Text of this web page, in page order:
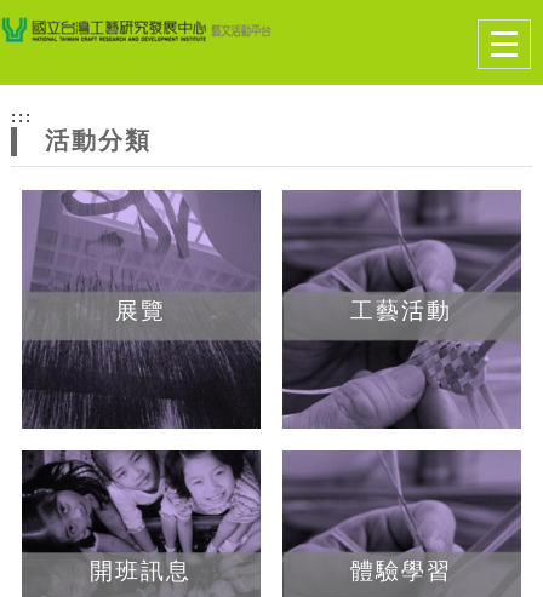
網
站
主
題
跳到主要內容
網站導覽
:::
活動分類
展覽 工藝活動
開班訊息 體驗學習